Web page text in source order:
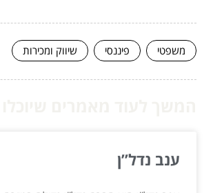
משפטי פיננסי שיווק ומכירות
ענב נדל”ן